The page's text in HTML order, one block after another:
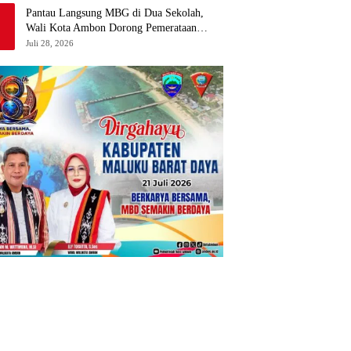
Pantau Langsung MBG di Dua Sekolah,
Wali Kota Ambon Dorong Pemerataan
Hingga Wilayah Leitimur Selatan
Juli 28, 2026